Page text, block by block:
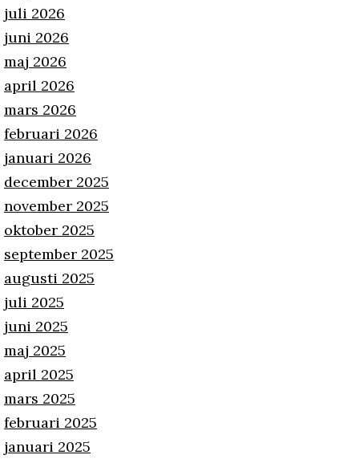
juli 2026
juni 2026
maj 2026
april 2026
mars 2026
februari 2026
januari 2026
december 2025
november 2025
oktober 2025
september 2025
augusti 2025
juli 2025
juni 2025
maj 2025
april 2025
mars 2025
februari 2025
januari 2025